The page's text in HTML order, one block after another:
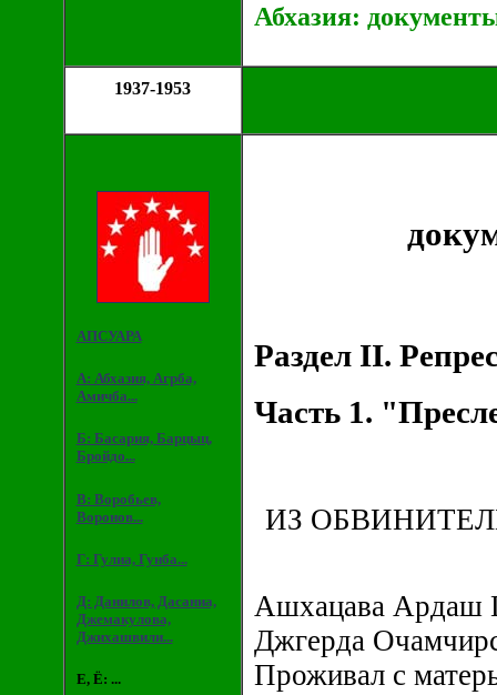
Абхазия:
1937-1953
АПСУАРА
А: Абхазия, Агрба,
Амичба...
Б: Басария, Барцыц,
Бройдо...
В: Воробьев,
Воронов...
Г: Гулиа, Гунба...
Д: Данилов, Дасаниа,
Джемакулова,
Джихашвили...
Е, Ё: ...
Раздел II.
Часть 1.
ИЗ
Ашхацава Ардаш
Джгерда
Проживал с